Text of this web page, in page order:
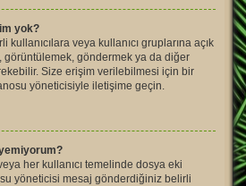
yok?
kullanıcılara veya kullanıcı gruplarına açık
görüntülemek, göndermek ya da diğer
Size erişim verilebilmesi için bir
yöneticisiyle iletişime geçin.
her kullanıcı temelinde dosya eki
yöneticisi mesaj gönderdiğiniz belirli